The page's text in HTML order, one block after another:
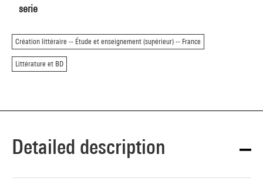
serie
Création littéraire -- Étude et enseignement (supérieur) -- France
Littérature et BD
Detailed description